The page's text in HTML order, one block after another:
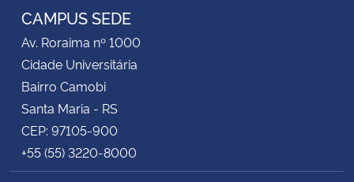
Secretaria-Geral
Secretaria de Governo
Gabinete de Segurança Institucional
Advocacia-Geral da União
CAMPUS SEDE
Av. Roraima nº 1000
Cidade Universitária
Bairro Camobi
Santa Maria - RS
CEP: 97105-900
+55 (55) 3220-8000